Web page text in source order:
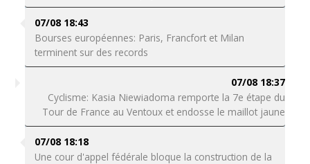
07/08 18:43
Bourses européennes: Paris, Francfort et Milan
terminent sur des records
07/08 18:37
Cyclisme: Kasia Niewiadoma remporte la 7e étape du
Tour de France au Ventoux et endosse le maillot jaune
07/08 18:18
Une cour d'appel fédérale bloque la construction de la